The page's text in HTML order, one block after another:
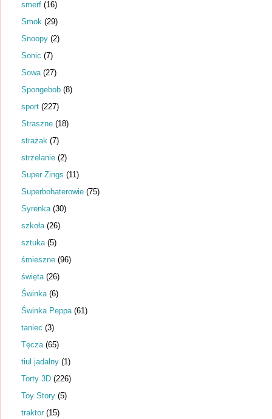
smerf (16)
Smok (29)
Snoopy (2)
Sonic (7)
Sowa (27)
Spongebob (8)
sport (227)
Straszne (18)
strażak (7)
strzelanie (2)
Super Zings (11)
Superbohaterowie (75)
Syrenka (30)
szkoła (26)
sztuka (5)
śmieszne (96)
święta (26)
Świnka (6)
Świnka Peppa (61)
taniec (3)
Tęcza (65)
tiul jadalny (1)
Torty 3D (226)
Toy Story (5)
traktor (15)